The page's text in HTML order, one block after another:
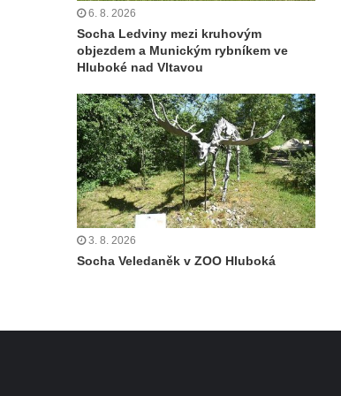
Sadech v Českých Budějovicích
Poslední dochovaný tramvajový sloup na
Pražské třídě v Českých Budějovicích
Českých Budějovicích
Socha svatého Jana Nepomuckého Na
Sadech u Mlýnské stoky v Českých
Budějovicích
Sochy brouků u Mlýnské stoky v Českých
Budějovicích
Socha svatého Vincence Ferrerského na
Socha svatého Zachariáše na nádvoří
6. 8. 2026
Socha Ledviny mezi kruhovým
objezdem a Munickým rybníkem ve
Hluboké nad Vltavou
3. 8. 2026
Socha Veledaněk v ZOO Hluboká